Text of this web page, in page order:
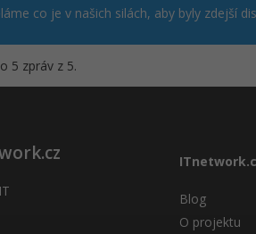
co je v našich silách, aby byly zdejší
5 zpráv z 5.
Blog
O projektu